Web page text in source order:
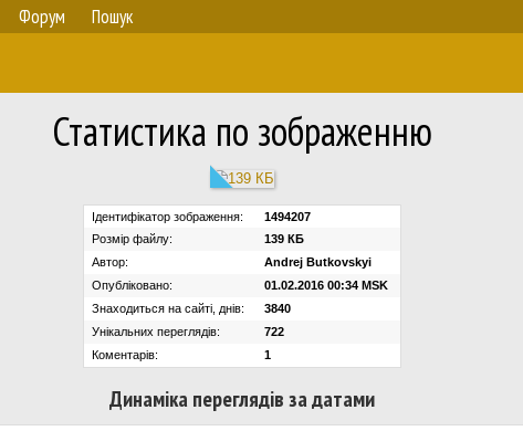
Форум Пошук
Статистика по зображенню
Ідентифікатор зображення:
1494207
Розмір файлу:
139 КБ
Автор:
Andrej Butkovskyi
Опубліковано:
01.02.2016 00:34 MSK
Знаходиться на сайті, днів:
3840
Унікальних переглядів:
722
Коментарів:
1
Динаміка переглядів за датами